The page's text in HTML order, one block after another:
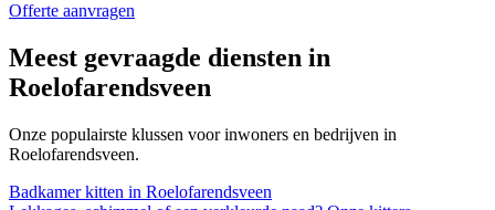
Offerte aanvragen
Meest gevraagde diensten in
Roelofarendsveen
Onze populairste klussen voor inwoners en bedrijven in
Roelofarendsveen.
Badkamer kitten in Roelofarendsveen